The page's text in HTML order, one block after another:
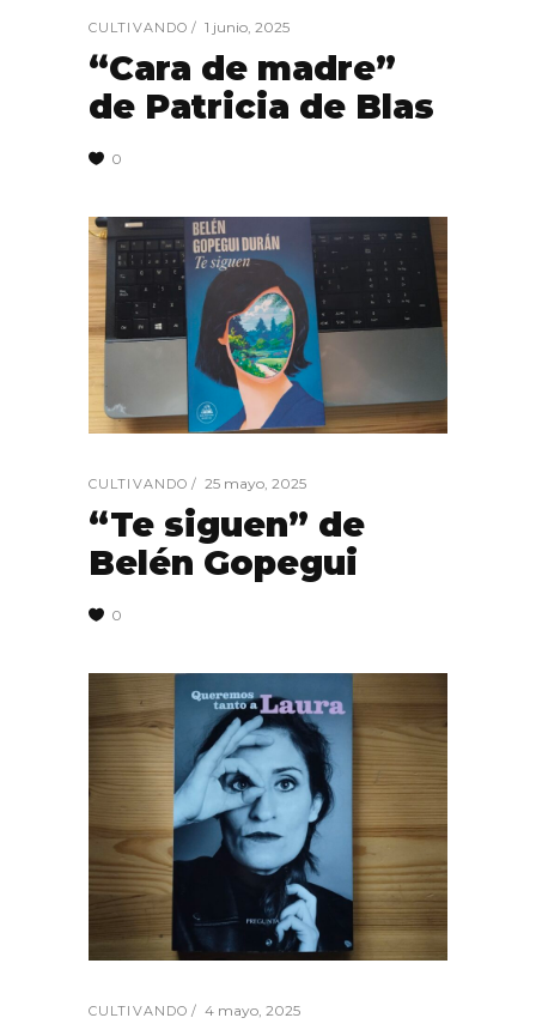
CULTIVANDO 1 junio, 2025
“Cara de madre”
de Patricia de Blas
0
CULTIVANDO 25 mayo, 2025
“Te siguen” de
Belén Gopegui
0
CULTIVANDO 4 mayo, 2025